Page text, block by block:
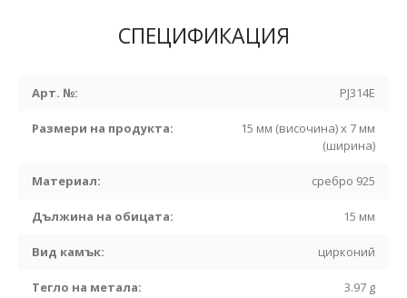
СПЕЦИФИКАЦИЯ
Арт. №: PJ314E
Размери на продукта:
15 мм (височина) х 7 мм
(ширина)
Материал: сребро 925
Дължина на обицата: 15 мм
Вид камък: цирконий
Тегло на метала: 3.97 g